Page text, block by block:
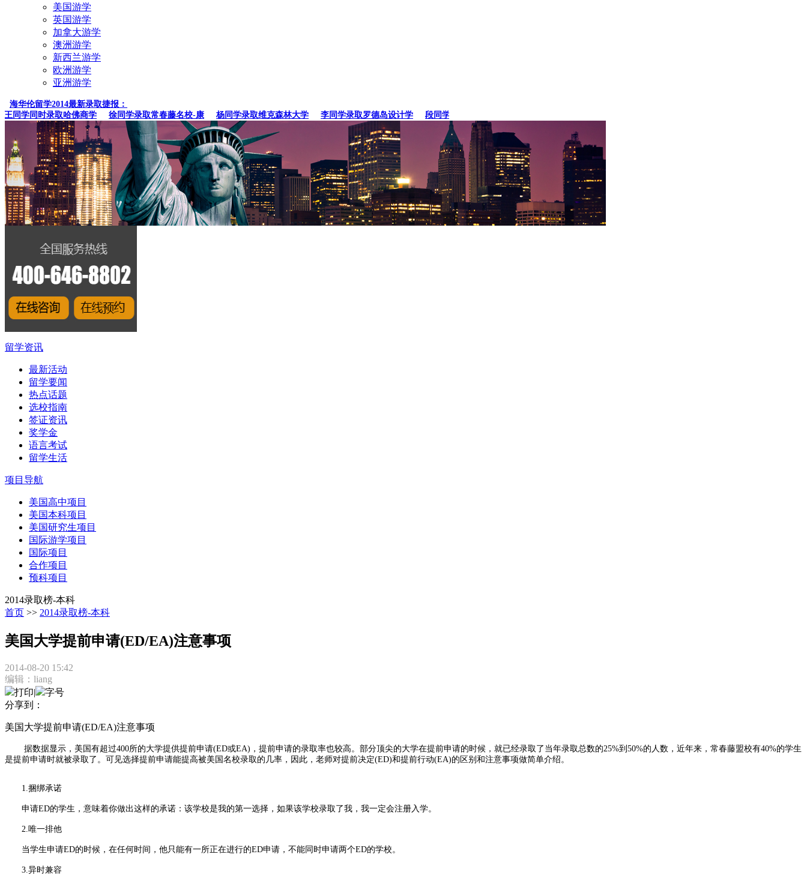
美国游学
英国游学
加拿大游学
澳洲游学
新西兰游学
欧洲游学
亚洲游学
海华伦留学2014最新录取捷报：
学同时录取哈佛商学
徐同学录取常春藤名校-康 杨同学录取维克森林大学 李同学录取罗德岛设计学 段同学、贾同学录取纽约
留学资讯
最新活动
留学要闻
热点话题
选校指南
签证资讯
奖学金
语言考试
留学生活
项目导航
美国高中项目
美国本科项目
美国研究生项目
国际游学项目
国际项目
合作项目
预科项目
2014录取榜-本科
首页 >> 2014录取榜-本科
美国大学提前申请(ED/EA)注意事项
2014-08-20 15:42
编辑：liang
打印|
字号
分享到：
美国大学提前申请(ED/EA)注意事项
据数据显示，美国有超过400所的大学提供提前申请(ED或EA)，提前申请的录取率也较高。部分顶尖的大学在提前申请的时候，就已经录取了当年录取总数的25%到50%的人数，近年来，常春藤盟校有40%的学生
是提前申请时就被录取了。可见选择提前申请能提高被美国名校录取的几率，因此，老师对提前决定(ED)和提前行动(EA)的区别和注意事项做简单介绍。
1.捆绑承诺
申请ED的学生，意味着你做出这样的承诺：该学校是我的第一选择，如果该学校录取了我，我一定会注册入学。
2.唯一排他
当学生申请ED的时候，在任何时间，他只能有一所正在进行的ED申请，不能同时申请两个ED的学校。
3.异时兼容